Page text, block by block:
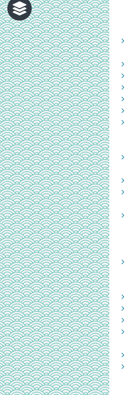
さ
れ
て、
画
面
幅
が
広
が
っ
て
し
ま
っ
た
時
の
対
処
法